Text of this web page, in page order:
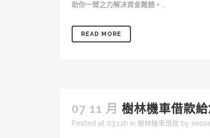
助你一臂之力解决資金難題。...
READ MORE
07 11 月 樹林機車借款
Posted at 03:12h in 樹林機車借款 by